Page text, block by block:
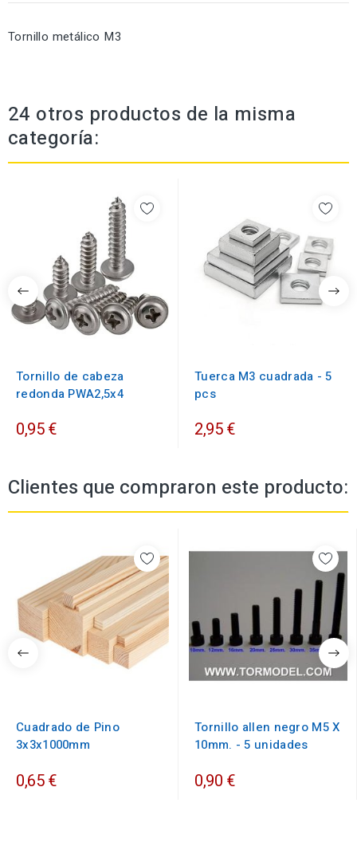
Tornillo metálico M3
24 otros productos de la misma
categoría:
Tornillo de cabeza
redonda PWA2,5x4
0,95 €
Tuerca M3 cuadrada - 5
pcs
2,95 €
Clientes que compraron este producto:
Cuadrado de Pino
3x3x1000mm
0,65 €
Tornillo allen negro M5 X
10mm. - 5 unidades
0,90 €